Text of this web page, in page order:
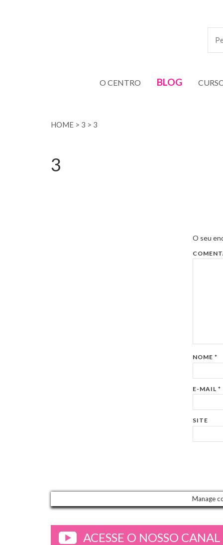
O CENTRO BLOG
HOME > 3 > 3
3
O seu
NOME *
E-MAIL *
SITE
Manage
ACESSE O NOSSO CANAL